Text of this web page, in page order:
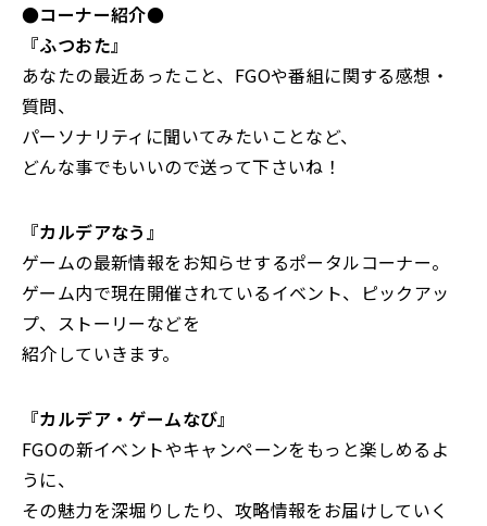
●コーナー紹介●
『ふつおた』
あなたの最近あったこと、FGOや番組に関する感想・
質問、
パーソナリティに聞いてみたいことなど、
どんな事でもいいので送って下さいね！
『カルデアなう』
ゲームの最新情報をお知らせするポータルコーナー。
ゲーム内で現在開催されているイベント、ピックアッ
プ、ストーリーなどを
紹介していきます。
『カルデア・ゲームなび』
FGOの新イベントやキャンペーンをもっと楽しめるよ
うに、
その魅力を深堀りしたり、攻略情報をお届けしていく